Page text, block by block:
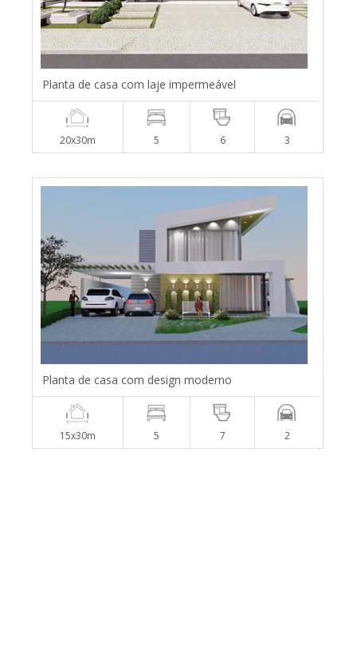
Planta de casa com laje impermeável
20x30m 5 6 3
Planta de casa com design moderno
15x30m 5 7 2